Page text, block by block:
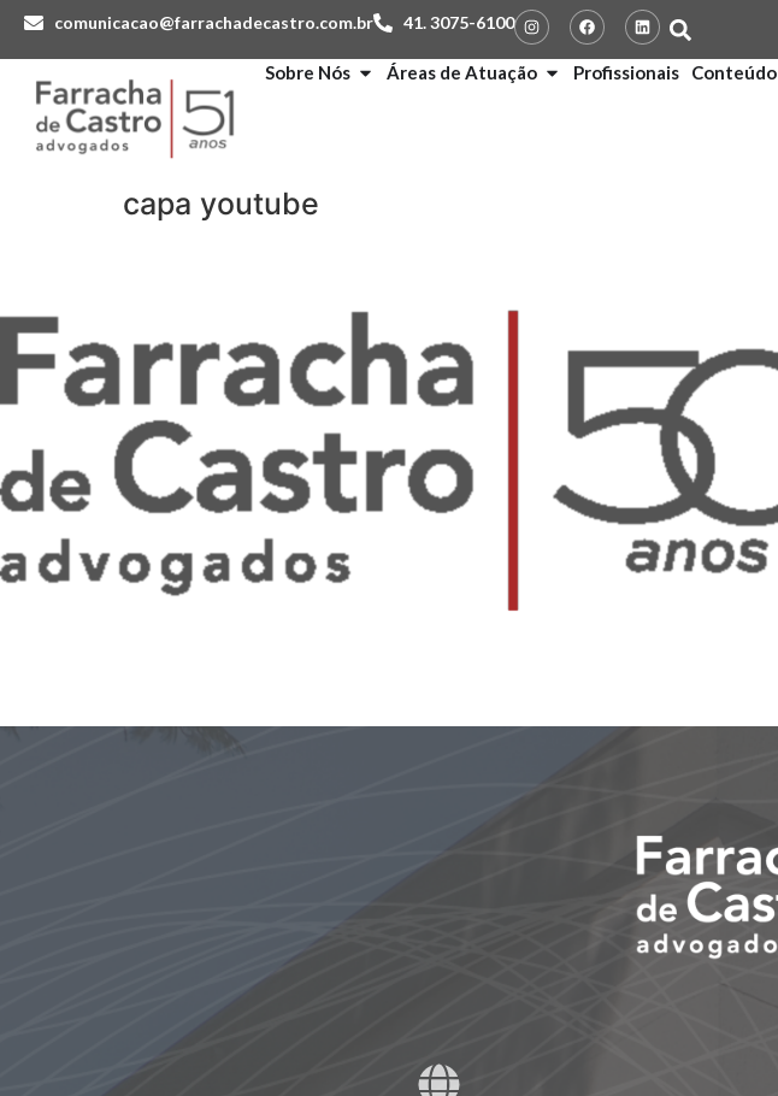
comunicacao@farrachadecastro.com.br 41. 3075-6100
Sobre Nós Áreas de Atuação Profissionais Conteúdo
capa youtube